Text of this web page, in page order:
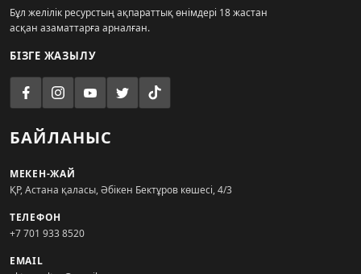
Бұл желілік ресурстың ақпараттық өнімдері 18 жастан
асқан азаматтарға арналған.
БІЗГЕ ЖАЗЫЛУ
БАЙЛАНЫС
МЕКЕН-ЖАЙ
ҚР, Астана қаласы, Әбікен Бектұров көшесі, 4/3
ТЕЛЕФОН
+7 701 933 8520
EMAIL